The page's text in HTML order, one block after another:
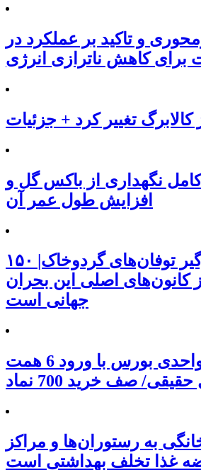
و تاکید بر عملکرد در
برای کاهش ناترازی انرژی
کالابرگ تغییر کرد + جزئیات
نگهداری از باکس گل و
افزایش طول عمر آن
۱۵۰ کشور درگیر توفان‌های گردوخاک|
کانون‌های اصلی این بحران
جهانی است
رشد 130 هزار واحدی بورس با ورود 6 همت
صف خرید 700 نماد
به رستوران‌ها و مراکز
غذا تخلف بهداشتی است